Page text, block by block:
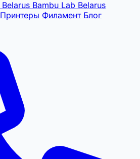
Bambu Lab Belarus
Принтеры Филамент Блог